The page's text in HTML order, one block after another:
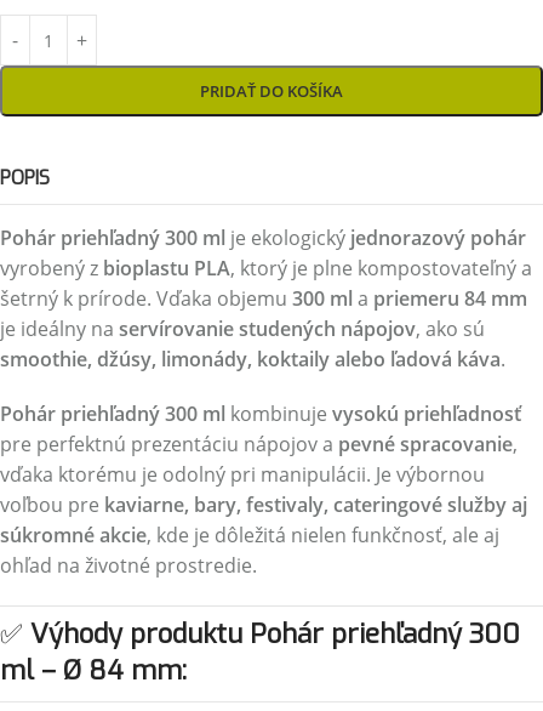
PRIDAŤ DO KOŠÍKA
POPIS
Pohár priehľadný 300 ml je ekologický jednorazový pohár
vyrobený z bioplastu PLA, ktorý je plne kompostovateľný a
šetrný k prírode. Vďaka objemu 300 ml a priemeru 84 mm
je ideálny na servírovanie studených nápojov, ako sú
smoothie, džúsy, limonády, koktaily alebo ľadová káva.
Pohár priehľadný 300 ml kombinuje vysokú priehľadnosť
pre perfektnú prezentáciu nápojov a pevné spracovanie,
vďaka ktorému je odolný pri manipulácii. Je výbornou
voľbou pre kaviarne, bary, festivaly, cateringové služby aj
súkromné akcie, kde je dôležitá nielen funkčnosť, ale aj
ohľad na životné prostredie.
✅ Výhody produktu Pohár priehľadný 300
ml – Ø 84 mm: